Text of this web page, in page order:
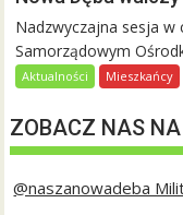
Nadzwyczajna sesja
Samorządowym
Aktualności Mieszkańcy
ZOBACZ NAS
@naszanowadeba